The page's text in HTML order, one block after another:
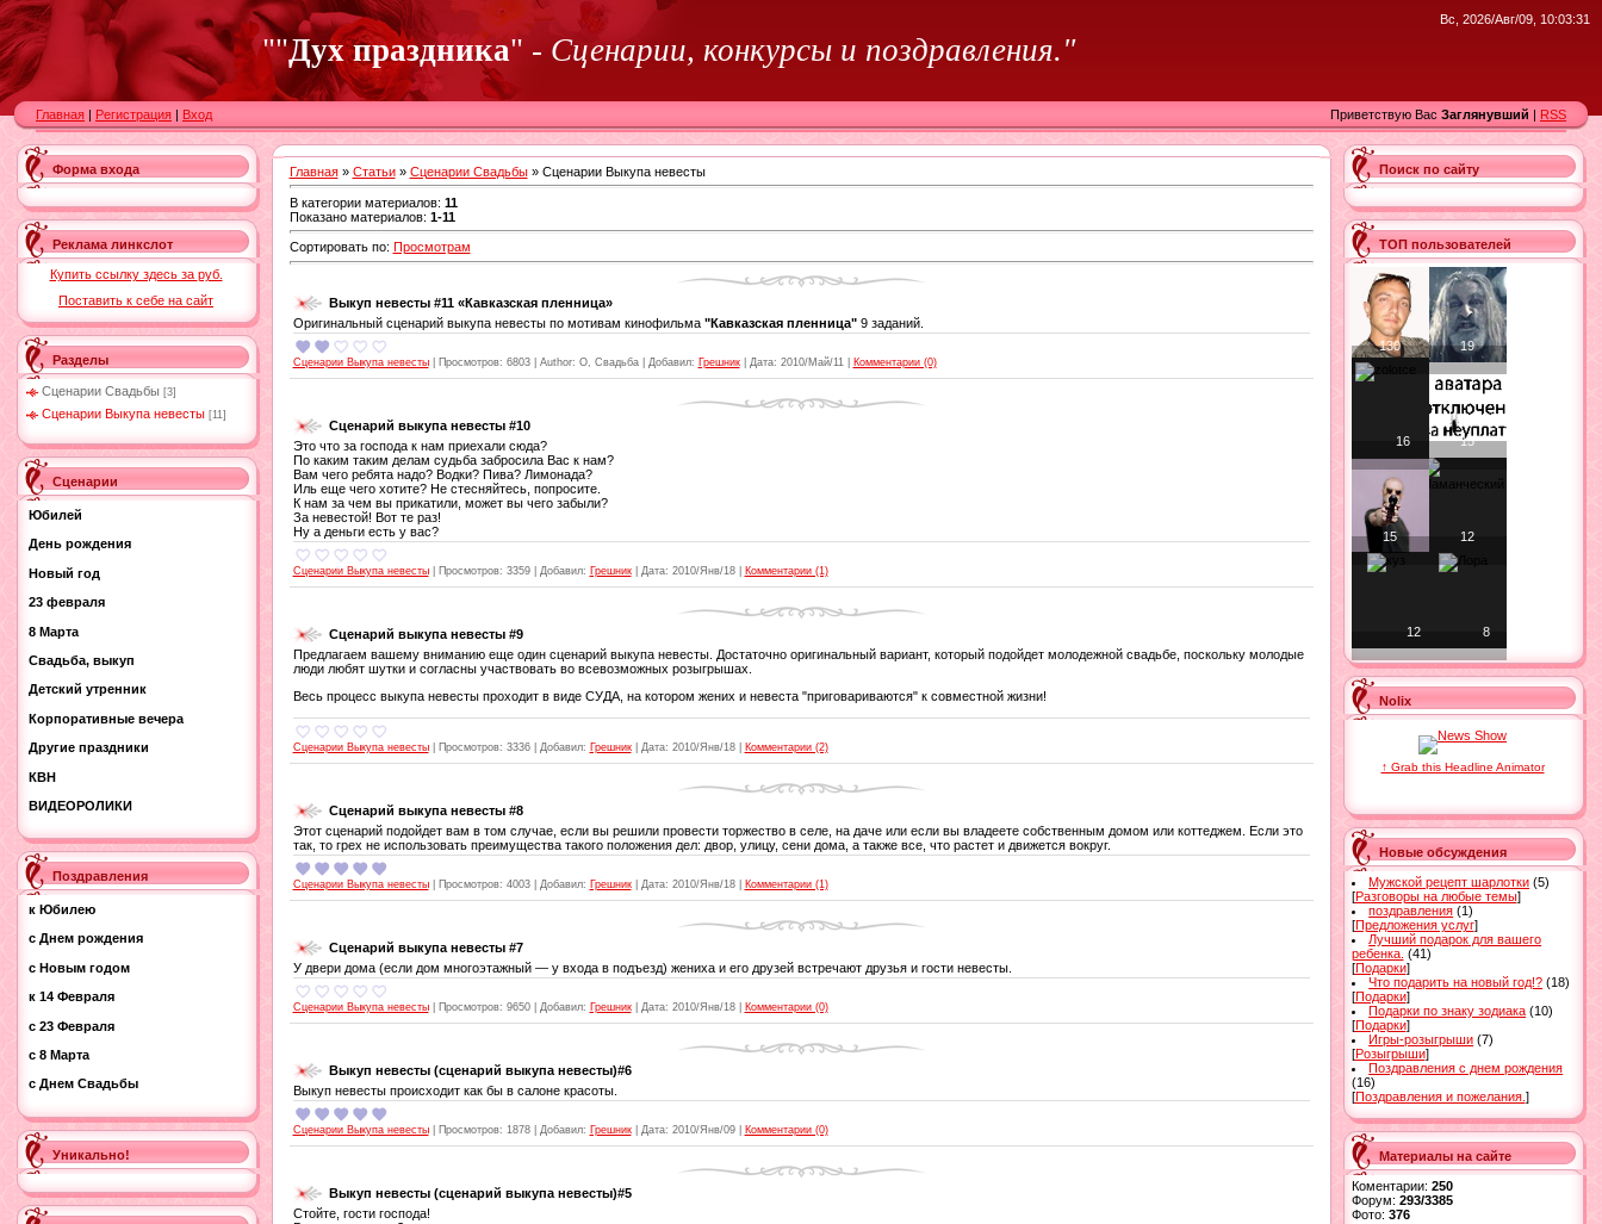
""Дух праздника" - Сценарии, конкурсы и поздравления."
Вс, 2026/Авг/09, 10:03:31
Главная | Регистрация | Вход Приветствую Вас Заглянувший | RSS
Форма входа
Реклама линкслот
Купить ссылку здесь за руб.
Поставить к себе на сайт
Разделы
Сценарии Свадьбы [3]
Сценарии Выкупа невесты [11]
Сценарии
Юбилей
День рождения
Новый год
23 февраля
8 Марта
Свадьба, выкуп
Детский утренник
Корпоративные вечера
Другие праздники
КВН
ВИДЕОРОЛИКИ
Поздравления
к Юбилею
с Днем рождения
с Новым годом
к 14 Февраля
с 23 Февраля
с 8 Марта
с Днем Свадьбы
Уникально!
Главная» Статьи» Сценарии Свадьбы» Сценарии Выкупа невесты
В категории материалов: 11
Показано материалов: 1-11
Сортировать по: Просмотрам
Выкуп невесты #11 «Кавказская пленница»
Оригинальный сценарий выкупа невесты по мотивам кинофильма"Кавказская пленница"9 заданий.
Сценарии Выкупа невесты| Просмотров: 6803| Author: О, Свадьба| Добавил: Грешник| Дата: 2010/Май/11 Комментарии (0)
Сценарий выкупа невесты #10
Это что за господа к нам приехали сюда?
По каким таким делам судьба забросила Вас к нам?
Вам чего ребята надо? Водки? Пива? Лимонада?
Иль еще чего хотите? Не стесняйтесь, попросите.
К нам за чем вы прикатили, может вы чего забыли?
За невестой! Вот те раз!
Ну а деньги есть у вас?
Сценарии Выкупа невесты| Просмотров: 3359| Добавил: Грешник| Дата: 2010/Янв/18 Комментарии (1)
Сценарий выкупа невесты #9
Предлагаем вашему вниманию еще один сценарий выкупа невесты. Достаточно оригинальный вариант, который подойдет молодежной свадьбе, поскольку молодые
люди любят шутки и согласны участвовать во всевозможных розыгрышах.
Весь процесс выкупа невесты проходит в виде СУДА, на котором жених и невеста "приговариваются" к совместной жизни!
Сценарии Выкупа невесты| Просмотров: 3336| Добавил: Грешник| Дата: 2010/Янв/18 Комментарии (2)
Сценарий выкупа невесты #8
Этот сценарий подойдет вам в том случае, если вы решили провести торжество в селе, на даче или если вы владеете собственным домом или коттеджем. Если это
так, то грех не использовать преимущества такого положения дел: двор, улицу, сени дома, а также все, что растет и движется вокруг.
Сценарии Выкупа невесты| Просмотров: 4003| Добавил: Грешник| Дата: 2010/Янв/18 Комментарии (1)
Сценарий выкупа невесты #7
У двери дома (если дом многоэтажный — у входа в подъезд) жениха и его друзей встречают друзья и гости невесты.
Сценарии Выкупа невесты| Просмотров: 9650| Добавил: Грешник| Дата: 2010/Янв/18 Комментарии (0)
Выкуп невесты (сценарий выкупа невесты)#6
Выкуп невесты происходит как бы в салоне красоты.
Сценарии Выкупа невесты| Просмотров: 1878| Добавил: Грешник| Дата: 2010/Янв/09 Комментарии (0)
Выкуп невесты (сценарий выкупа невесты)#5
Стойте, гости господа!
Поиск по сайту
ТОП пользователей
130 19
16 15
15 12
12 8
Nolix
↑ Grab this Headline Animator
Новые обсуждения
Мужской рецепт шарлотки (5)
[Разговоры на любые темы]
поздравления (1)
[Предложения услуг]
Лучший подарок для вашего
ребенка. (41)
[Подарки]
Что подарить на новый год!? (18)
[Подарки]
Подарки по знаку зодиака (10)
[Подарки]
Игры-розыгрыши (7)
[Розыгрыши]
Поздравления с днем рождения
(16)
[Поздравления и пожелания. ]
Материалы на сайте
Коментарии: 250
Форум: 293/3385
Фото: 376